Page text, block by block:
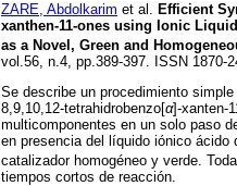
ZARE, Abdolkarim et al. Efficient
xanthen-11-ones using Ionic
as a Novel, Green and
vol.56, n.4, pp.389-397. ISSN 1870-
Se describe un procedimiento
8,9,10,12-tetrahidrobenzo[α]-xanten-
multicomponentes en un solo paso
en presencia del líquido iónico
catalizador homogéneo y verde.
tiempos cortos de reacción.